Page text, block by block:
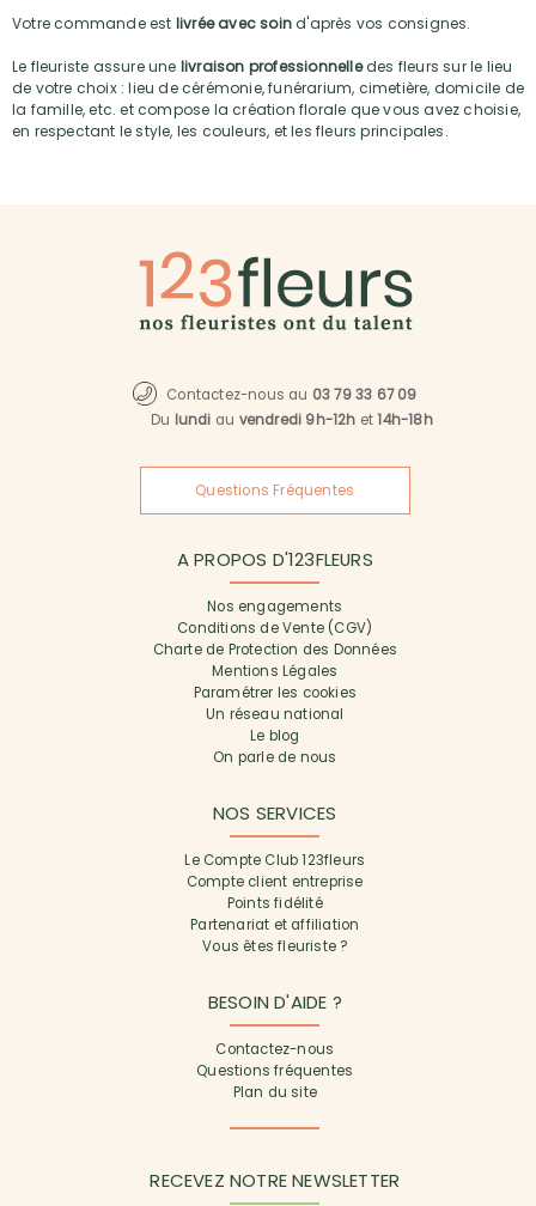
Votre commande est livrée avec soind'après vos consignes.
Le fleuriste assure une livraison professionnelledes fleurs sur le lieu
de votre choix : lieu de cérémonie, funérarium, cimetière, domicile de
la famille, etc. et compose la création florale que vous avez choisie,
en respectant le style, les couleurs, et les fleurs principales.
Contactez-nous au 03 79 33 67 09
Du lundi au vendredi 9h-12h et14h-18h
Questions Fréquentes
A PROPOS D'123FLEURS
Nos engagements
Conditions de Vente (CGV)
Charte de Protection des Données
Mentions Légales
Paramétrer les cookies
Un réseau national
Le blog
On parle de nous
NOS SERVICES
Le Compte Club 123fleurs
Compte client entreprise
Points fidélité
Partenariat et affiliation
Vous êtes fleuriste ?
BESOIN D'AIDE ?
Contactez-nous
Questions fréquentes
Plan du site
RECEVEZ NOTRE NEWSLETTER